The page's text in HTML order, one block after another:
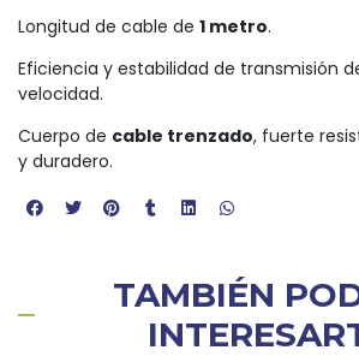
Longitud de cable de 1 metro.
Eficiencia y estabilidad de transmisión
velocidad.
Cuerpo de cable trenzado, fuerte
y duradero.
TAMBIÉN